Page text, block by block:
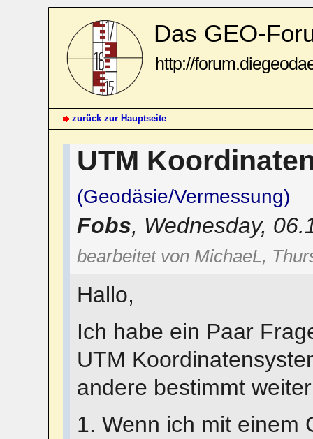
Das GEO-
http://
zurück zur Hauptseite
UTM
(Geodäsie/Vermessung)
Fobs, Wednesday,
bearbeitet von MichaeL,
Hallo,
Ich habe ein Paar
UTM
andere bestimmt
1. Wenn ich mit einem